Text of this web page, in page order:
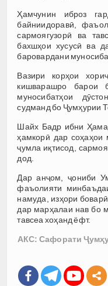
Ҳамчунин иброз
байниидоравӣ,
сармоягузорӣ ва
бахшҳои хусусӣ ва
баровардани
Вазири корҳои
кишварашро барои
муносибатҳои
судманд бо Ҷумҳурии
Шайх Бадр ибни
ҳамкорӣ дар соҳаҳои
ҷумла иқтисод,
дод.
Дар анҷом, ҷониби
фаъолияти
намуда, изҳори
дар марҳалаи нав бо
тавсеа хоҳанд ёфт.
АКС: Сафорати